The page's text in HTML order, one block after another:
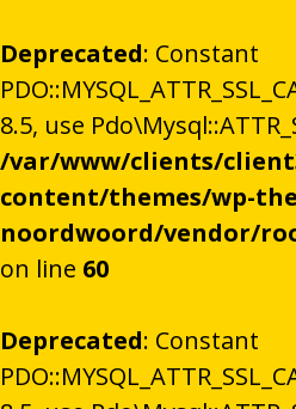
Deprecated: Constant
8.5, use
/var/www/clients/
content/themes/wp-
noordwoord/vendor/
on line 60
Deprecated: Constant